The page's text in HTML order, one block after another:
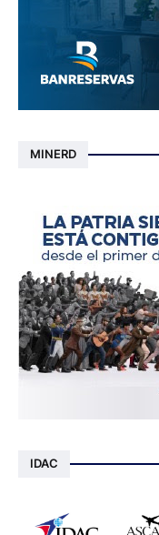
MINERD
IDAC